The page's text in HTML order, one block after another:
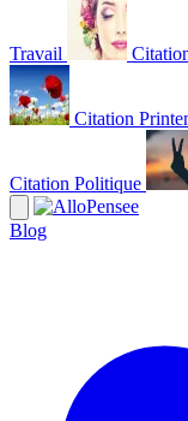
Travail
Citation
Citation Politique
Blog